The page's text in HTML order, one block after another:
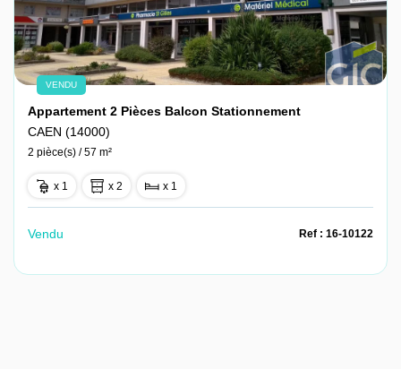
VENDU
Appartement 2 Pièces Balcon Stationnement
CAEN (14000)
2 pièce(s) / 57 m²
x 1 x 2 x 1
Vendu Ref : 16-10122